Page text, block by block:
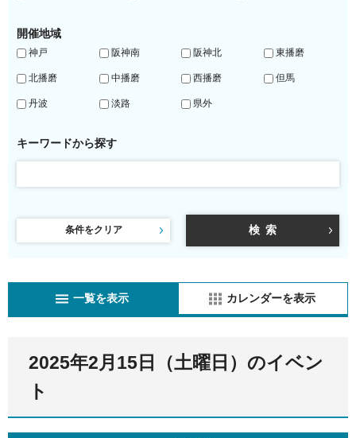
開催地域
神戸 阪神南 阪神北 東播磨
北播磨 中播磨 西播磨 但馬
丹波 淡路 県外
キーワードから探す
条件をクリア
一覧を表示 カレンダーを表示
2025年2月15日（土曜日）のイベン
ト